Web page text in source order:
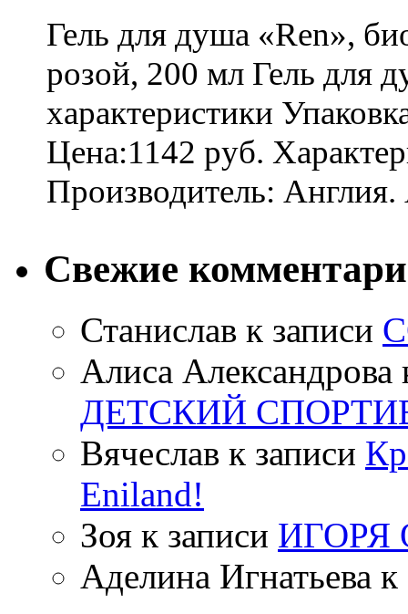
Гель для душа «Ren»,
розой, 200 мл Гель для
характеристики
Цена:1142 руб.
Производитель:
Свежие
Станислав к записи
Алиса Александрова
ДЕТСКИЙ
Вячеслав к записи
Eniland!
Зоя к записи ИГОРЯ
Аделина Игнатьева к